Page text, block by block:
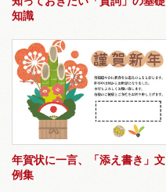
知識
年賀状に一言、「添え書き」文
例集